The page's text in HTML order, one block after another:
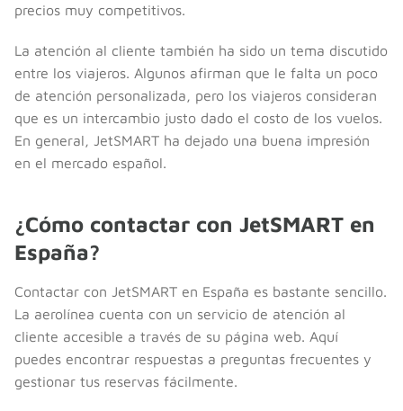
precios muy competitivos.
La atención al cliente también ha sido un tema discutido
entre los viajeros. Algunos afirman que le falta un poco
de atención personalizada, pero los viajeros consideran
que es un intercambio justo dado el costo de los vuelos.
En general, JetSMART ha dejado una buena impresión
en el mercado español.
¿Cómo contactar con JetSMART en
España?
Contactar con JetSMART en España es bastante sencillo.
La aerolínea cuenta con un servicio de atención al
cliente accesible a través de su página web. Aquí
puedes encontrar respuestas a preguntas frecuentes y
gestionar tus reservas fácilmente.